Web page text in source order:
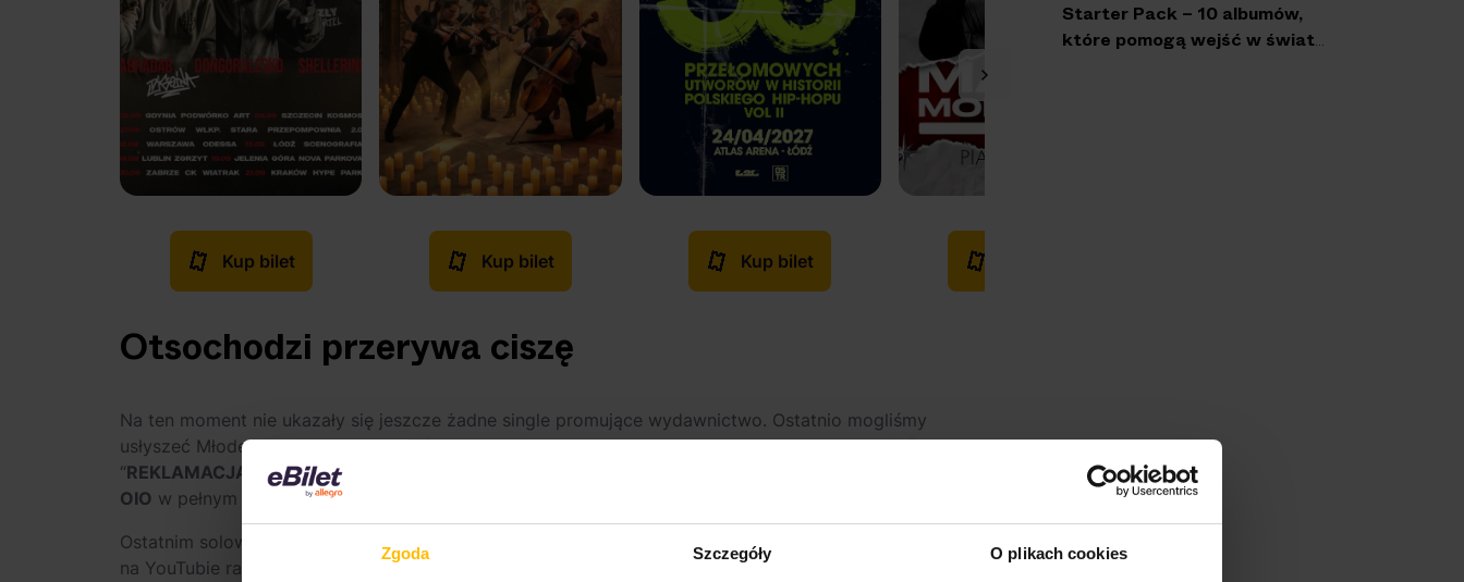
Zgoda Szczegóły O plikach cookies
Kup bilet Kup bilet Kup bilet
Otsochodzi przerywa ciszę
Na ten moment nie ukazały się jeszcze żadne single promujące wydawnictwo. Ostatnio mogliśmy
usłyszeć Młodego Jana w kawałku “”jeszcze raz?”, znajdującym się na najnowszym albumieOkiego–
“REKLAMACJA’47”. W samym numerze pojawił się także
OIO w pełnym składzie. Dodatkowo wokalnie udzieliła się także
Ostatnim solowym singlem Otsochodzi był “
”, jak jednak podkreślał w opisie pod klipem
na YouTubie raper, utwór nie promował nowego wydawnictwa. Nie mamy więc pewności, czy kawałek
Starter Pack – 10 albumów,
które pomogą wejść w świat